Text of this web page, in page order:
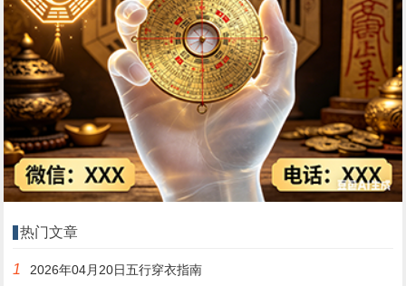
热门文章
1 2026年04月20日五行穿衣指南